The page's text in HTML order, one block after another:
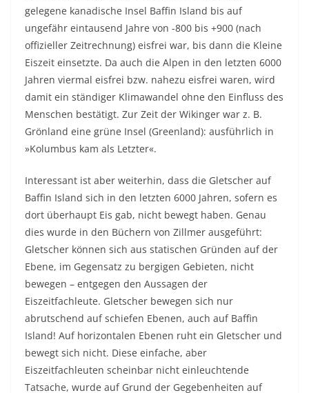
gelegene kanadische Insel Baffin Island bis auf
ungefähr eintausend Jahre von -800 bis +900 (nach
offizieller Zeitrechnung) eisfrei war, bis dann die Kleine
Eiszeit einsetzte. Da auch die Alpen in den letzten 6000
Jahren viermal eisfrei bzw. nahezu eisfrei waren, wird
damit ein ständiger Klimawandel ohne den Einfluss des
Menschen bestätigt. Zur Zeit der Wikinger war z. B.
Grönland eine grüne Insel (Greenland): ausführlich in
»Kolumbus kam als Letzter«.
Interessant ist aber weiterhin, dass die Gletscher auf
Baffin Island sich in den letzten 6000 Jahren, sofern es
dort überhaupt Eis gab, nicht bewegt haben. Genau
dies wurde in den Büchern von Zillmer ausgeführt:
Gletscher können sich aus statischen Gründen auf der
Ebene, im Gegensatz zu bergigen Gebieten, nicht
bewegen – entgegen den Aussagen der
Eiszeitfachleute. Gletscher bewegen sich nur
abrutschend auf schiefen Ebenen, auch auf Baffin
Island! Auf horizontalen Ebenen ruht ein Gletscher und
bewegt sich nicht. Diese einfache, aber
Eiszeitfachleuten scheinbar nicht einleuchtende
Tatsache, wurde auf Grund der Gegebenheiten auf